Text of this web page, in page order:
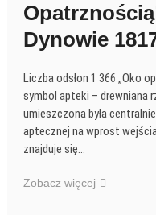
Dynowie
Liczba odsłon 1 366 „Oko
symbol apteki – drewniana
umieszczona była
aptecznej na wprost
znajduje się…
Zobacz więcej Historia